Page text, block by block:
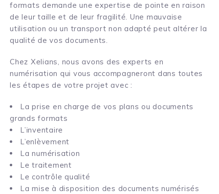
formats demande une expertise de pointe en raison
de leur taille et de leur fragilité. Une mauvaise
utilisation ou un transport non adapté peut altérer la
qualité de vos documents.
Chez Xelians, nous avons des experts en
numérisation qui vous accompagneront dans toutes
les étapes de votre projet avec :
La prise en charge de vos plans ou documents
grands formats
L’inventaire
L’enlèvement
La numérisation
Le traitement
Le contrôle qualité
La mise à disposition des documents numérisés